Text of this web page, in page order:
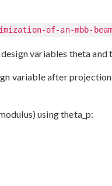
of-an-mbb-
variables theta and
variable after
using theta_p: